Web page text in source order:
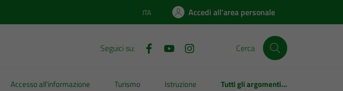
Lingua attiva:
ITA Accedi all'area personale
Seguici su: Cerca
Accesso all'informazione Turismo Istruzione Tutti gli argomenti...